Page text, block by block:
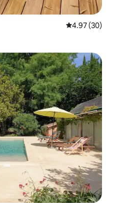
평점 4.97점(5
4.97 (30)